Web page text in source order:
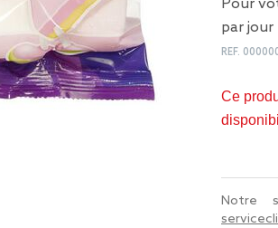
Pour
par jour
REF.
Ce
Notre